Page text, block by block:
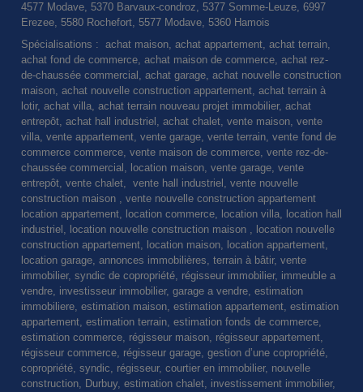
4577 Modave, 5370 Barvaux-condroz, 5377 Somme-Leuze, 6997
Erezee, 5580 Rochefort, 5577 Modave, 5360 Hamois
Spécialisations : achat maison, achat appartement, achat terrain,
achat fond de commerce, achat maison de commerce, achat rez-
de-chaussée commercial, achat garage, achat nouvelle construction
maison, achat nouvelle construction appartement, achat terrain à
lotir, achat villa, achat terrain nouveau projet immobilier, achat
entrepôt, achat hall industriel, achat chalet, vente maison, vente
villa, vente appartement, vente garage, vente terrain, vente fond de
commerce commerce, vente maison de commerce, vente rez-de-
chaussée commercial, location maison, vente garage, vente
entrepôt, vente chalet, vente hall industriel, vente nouvelle
construction maison , vente nouvelle construction appartement
location appartement, location commerce, location villa, location hall
industriel, location nouvelle construction maison , location nouvelle
construction appartement, location maison, location appartement,
location garage, annonces immobilières, terrain à bâtir, vente
immobilier, syndic de copropriété, régisseur immobilier, immeuble a
vendre, investisseur immobilier, garage a vendre, estimation
immobiliere, estimation maison, estimation appartement, estimation
appartement, estimation terrain, estimation fonds de commerce,
estimation commerce, régisseur maison, régisseur appartement,
régisseur commerce, régisseur garage, gestion d’une copropriété,
copropriété, syndic, régisseur, courtier en immobilier, nouvelle
construction, Durbuy, estimation chalet, investissement immobilier,